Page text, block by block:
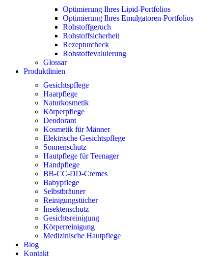
Optimierung Ihres Lipid-Portfolios
Optimierung Ihres Emulgatoren-Portfolios
Rohstoffgeruch
Rohstoffsicherheit
Rezepturcheck
Rohstoffevaluierung
Glossar
Produktlinien
Gesichtspflege
Haarpflege
Naturkosmetik
Körperpflege
Deodorant
Kosmetik für Männer
Elektrische Gesichtspflege
Sonnenschutz
Hautpflege für Teenager
Handpflege
BB-CC-DD-Cremes
Babypflege
Selbstbräuner
Reinigungstücher
Insektenschutz
Gesichtsreinigung
Körperreinigung
Medizinische Hautpflege
Blog
Kontakt